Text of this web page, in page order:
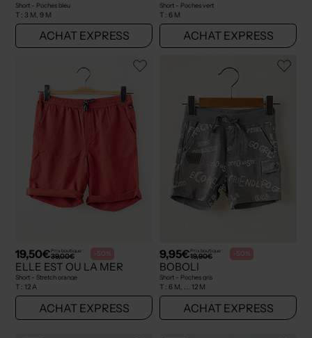
Short - Poches bleu
T : 3 M, 9 M
ACHAT EXPRESS
Short - Poches vert
T : 6 M
ACHAT EXPRESS
19,50€Prix boutique :
39,00€ -50%
ELLE EST OU LA MER
Short - Stretch orange
T : 12 A
ACHAT EXPRESS
9,95€Prix boutique :
19,90€ -50%
BOBOLI
Short - Poches gris
T : 6 M, ... 12 M
ACHAT EXPRESS